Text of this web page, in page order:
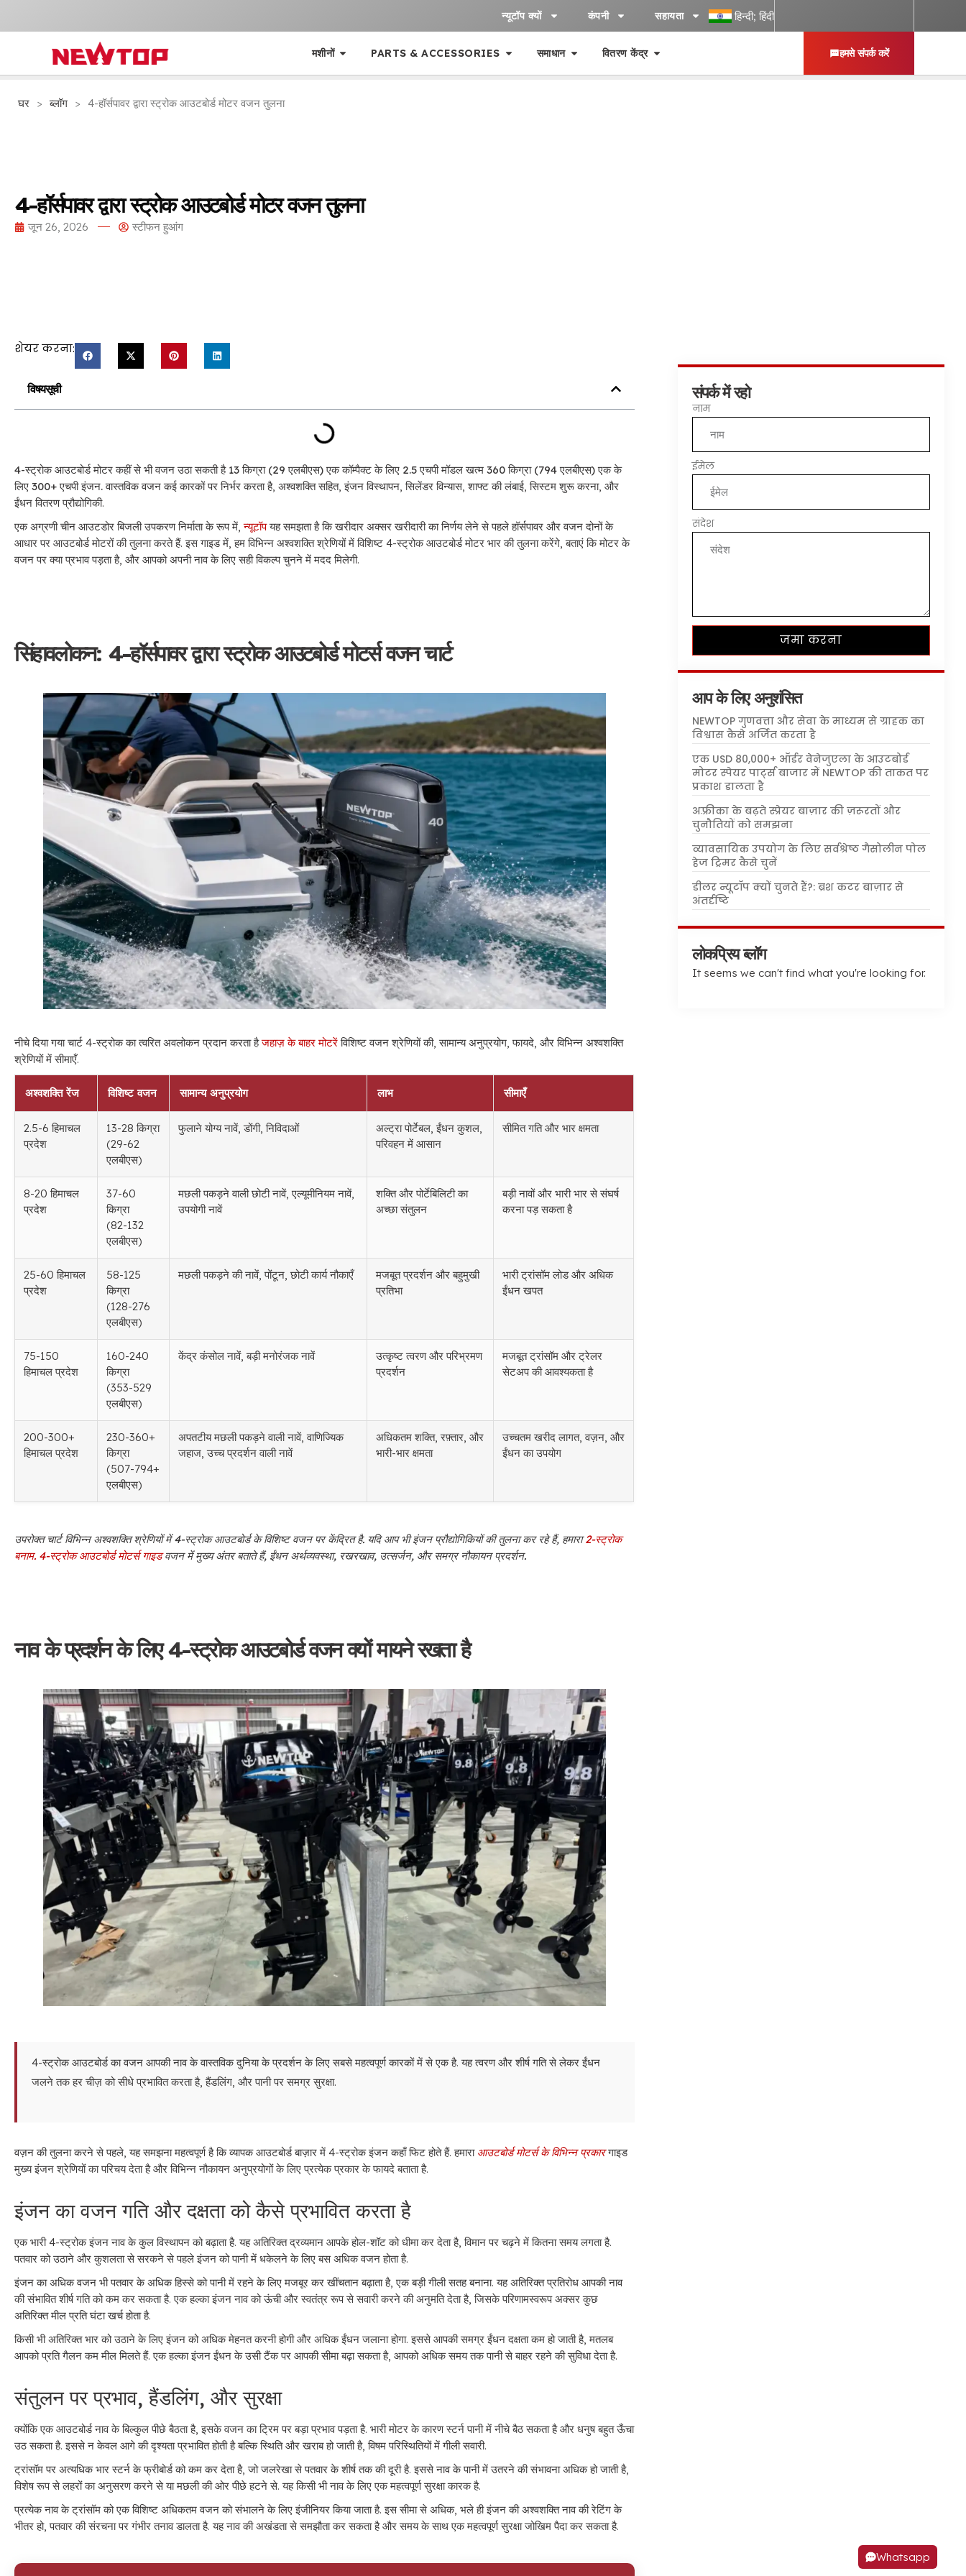
न्यूटॉप क्यों कंपनी सहायता हिन्दी; हिंदी
मशीनों PARTS & ACCESSORIES समाधान वितरण केंद्र हमसे संपर्क करें
घर > ब्लॉग > 4-हॉर्सपावर द्वारा स्ट्रोक आउटबोर्ड मोटर वजन तुलना
4-हॉर्सपावर द्वारा स्ट्रोक आउटबोर्ड मोटर वजन तुलना
जून 26, 2026 स्टीफन हुआंग
शेयर करना:
विषयसूची
4-स्ट्रोक आउटबोर्ड मोटर कहीं से भी वजन उठा सकती है 13 किग्रा (29 एलबीएस) एक कॉम्पैक्ट के लिए 2.5 एचपी मॉडल खत्म 360 किग्रा (794 एलबीएस) एक के
लिए 300+ एचपी इंजन.वास्तविक वजन कई कारकों पर निर्भर करता है, अश्वशक्ति सहित, इंजन विस्थापन, सिलेंडर विन्यास, शाफ्ट की लंबाई, सिस्टम शुरू करना, और
ईंधन वितरण प्रौद्योगिकी.
एक अग्रणी चीन आउटडोर बिजली उपकरण निर्माता के रूप में,न्यूटॉपयह समझता है कि खरीदार अक्सर खरीदारी का निर्णय लेने से पहले हॉर्सपावर और वजन दोनों के
आधार पर आउटबोर्ड मोटरों की तुलना करते हैं. इस गाइड में, हम विभिन्न अश्वशक्ति श्रेणियों में विशिष्ट 4-स्ट्रोक आउटबोर्ड मोटर भार की तुलना करेंगे, बताएं कि मोटर के
वजन पर क्या प्रभाव पड़ता है, और आपको अपनी नाव के लिए सही विकल्प चुनने में मदद मिलेगी.
सिंहावलोकन: 4-हॉर्सपावर द्वारा स्ट्रोक आउटबोर्ड मोटर्स वजन चार्ट
नीचे दिया गया चार्ट 4-स्ट्रोक का त्वरित अवलोकन प्रदान करता हैजहाज़ के बाहर मोटरेंविशिष्ट वजन श्रेणियों की, सामान्य अनुप्रयोग, फायदे, और विभिन्न अश्वशक्ति
श्रेणियों में सीमाएँ.
अश्वशक्ति रेंज विशिष्ट वजन सामान्य अनुप्रयोग लाभ सीमाएँ
2.5-6 हिमाचल
प्रदेश
13-28 किग्रा
(29-62
एलबीएस)
फुलाने योग्य नावें, डोंगी, निविदाओं
अल्ट्रा पोर्टेबल, ईंधन कुशल,
परिवहन में आसान
सीमित गति और भार क्षमता
8-20 हिमाचल
प्रदेश
37-60
किग्रा
(82-132
एलबीएस)
मछली पकड़ने वाली छोटी नावें, एल्यूमीनियम नावें,
उपयोगी नावें
शक्ति और पोर्टेबिलिटी का
अच्छा संतुलन
बड़ी नावों और भारी भार से संघर्ष
करना पड़ सकता है
25-60 हिमाचल
प्रदेश
58-125
किग्रा
(128-276
एलबीएस)
मछली पकड़ने की नावें, पोंटून, छोटी कार्य नौकाएँ
मजबूत प्रदर्शन और बहुमुखी
प्रतिभा
भारी ट्रांसॉम लोड और अधिक
ईंधन खपत
75-150
हिमाचल प्रदेश
160-240
किग्रा
(353-529
एलबीएस)
केंद्र कंसोल नावें, बड़ी मनोरंजक नावें
उत्कृष्ट त्वरण और परिभ्रमण
प्रदर्शन
मजबूत ट्रांसॉम और ट्रेलर
सेटअप की आवश्यकता है
200-300+
हिमाचल प्रदेश
230-360+
किग्रा
(507-794+
एलबीएस)
अपतटीय मछली पकड़ने वाली नावें, वाणिज्यिक
जहाज, उच्च प्रदर्शन वाली नावें
अधिकतम शक्ति, रफ़्तार, और
भारी-भार क्षमता
उच्चतम खरीद लागत, वज़न, और
ईंधन का उपयोग
उपरोक्त चार्ट विभिन्न अश्वशक्ति श्रेणियों में 4-स्ट्रोक आउटबोर्ड के विशिष्ट वजन पर केंद्रित है. यदि आप भी इंजन प्रौद्योगिकियों की तुलना कर रहे हैं, हमारा2-स्ट्रोक
बनाम. 4-स्ट्रोक आउटबोर्ड मोटर्स गाइडवजन में मुख्य अंतर बताते हैं, ईंधन अर्थव्यवस्था, रखरखाव, उत्सर्जन, और समग्र नौकायन प्रदर्शन.
नाव के प्रदर्शन के लिए 4-स्ट्रोक आउटबोर्ड वजन क्यों मायने रखता है
4-स्ट्रोक आउटबोर्ड का वजन आपकी नाव के वास्तविक दुनिया के प्रदर्शन के लिए सबसे महत्वपूर्ण कारकों में से एक है. यह त्वरण और शीर्ष गति से लेकर ईंधन
जलने तक हर चीज़ को सीधे प्रभावित करता है, हैंडलिंग, और पानी पर समग्र सुरक्षा.
वज़न की तुलना करने से पहले, यह समझना महत्वपूर्ण है कि व्यापक आउटबोर्ड बाज़ार में 4-स्ट्रोक इंजन कहाँ फिट होते हैं. हमारा आउटबोर्ड मोटर्स के विभिन्न प्रकार गाइड
मुख्य इंजन श्रेणियों का परिचय देता है और विभिन्न नौकायन अनुप्रयोगों के लिए प्रत्येक प्रकार के फायदे बताता है.
इंजन का वजन गति और दक्षता को कैसे प्रभावित करता है
एक भारी 4-स्ट्रोक इंजन नाव के कुल विस्थापन को बढ़ाता है. यह अतिरिक्त द्रव्यमान आपके होल-शॉट को धीमा कर देता है, विमान पर चढ़ने में कितना समय लगता है.
पतवार को उठाने और कुशलता से सरकने से पहले इंजन को पानी में धकेलने के लिए बस अधिक वजन होता है.
इंजन का अधिक वजन भी पतवार के अधिक हिस्से को पानी में रहने के लिए मजबूर कर खींचतान बढ़ाता है, एक बड़ी गीली सतह बनाना. यह अतिरिक्त प्रतिरोध आपकी नाव
की संभावित शीर्ष गति को कम कर सकता है. एक हल्का इंजन नाव को ऊंची और स्वतंत्र रूप से सवारी करने की अनुमति देता है, जिसके परिणामस्वरूप अक्सर कुछ
अतिरिक्त मील प्रति घंटा खर्च होता है.
किसी भी अतिरिक्त भार को उठाने के लिए इंजन को अधिक मेहनत करनी होगी और अधिक ईंधन जलाना होगा. इससे आपकी समग्र ईंधन दक्षता कम हो जाती है, मतलब
आपको प्रति गैलन कम मील मिलते हैं. एक हल्का इंजन ईंधन के उसी टैंक पर आपकी सीमा बढ़ा सकता है, आपको अधिक समय तक पानी से बाहर रहने की सुविधा देता है.
संतुलन पर प्रभाव, हैंडलिंग, और सुरक्षा
क्योंकि एक आउटबोर्ड नाव के बिल्कुल पीछे बैठता है, इसके वजन का ट्रिम पर बड़ा प्रभाव पड़ता है. भारी मोटर के कारण स्टर्न पानी में नीचे बैठ सकता है और धनुष बहुत ऊँचा
उठ सकता है. इससे न केवल आगे की दृश्यता प्रभावित होती है बल्कि स्थिति और खराब हो जाती है, विषम परिस्थितियों में गीली सवारी.
ट्रांसॉम पर अत्यधिक भार स्टर्न के फ्रीबोर्ड को कम कर देता है, जो जलरेखा से पतवार के शीर्ष तक की दूरी है. इससे नाव के पानी में उतरने की संभावना अधिक हो जाती है,
विशेष रूप से लहरों का अनुसरण करने से या मछली की ओर पीछे हटने से. यह किसी भी नाव के लिए एक महत्वपूर्ण सुरक्षा कारक है.
प्रत्येक नाव के ट्रांसॉम को एक विशिष्ट अधिकतम वजन को संभालने के लिए इंजीनियर किया जाता है. इस सीमा से अधिक, भले ही इंजन की अश्वशक्ति नाव की रेटिंग के
भीतर हो, पतवार की संरचना पर गंभीर तनाव डालता है. यह नाव की अखंडता से समझौता कर सकता है और समय के साथ एक महत्वपूर्ण सुरक्षा जोखिम पैदा कर सकता है.
संपर्क में रहो
नाम
ईमेल
संदेश
जमा करना
आप के लिए अनुशंसित
NEWTOP गुणवत्ता और सेवा के माध्यम से ग्राहक का
विश्वास कैसे अर्जित करता है
एक USD 80,000+ ऑर्डर वेनेजुएला के आउटबोर्ड
मोटर स्पेयर पार्ट्स बाजार में NEWTOP की ताकत पर
प्रकाश डालता है
अफ़्रीका के बढ़ते स्प्रेयर बाज़ार की ज़रूरतों और
चुनौतियों को समझना
व्यावसायिक उपयोग के लिए सर्वश्रेष्ठ गैसोलीन पोल
हेज ट्रिमर कैसे चुनें
डीलर न्यूटॉप क्यों चुनते हैं?: ब्रश कटर बाज़ार से
अंतर्दृष्टि
लोकप्रिय ब्लॉग
It seems we can't find what you're looking for.
Whatsapp